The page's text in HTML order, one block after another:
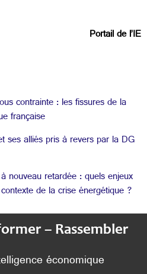
Portail de l’IE
contrainte : les fissures de la
française
ses alliés pris à revers par la DG
nouveau retardée : quels enjeux
de la crise énergétique ?
– Rassembler
économique